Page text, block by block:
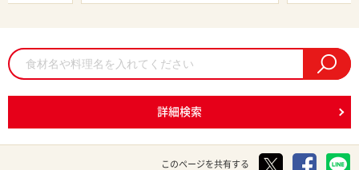
詳細検索
このページを共有する